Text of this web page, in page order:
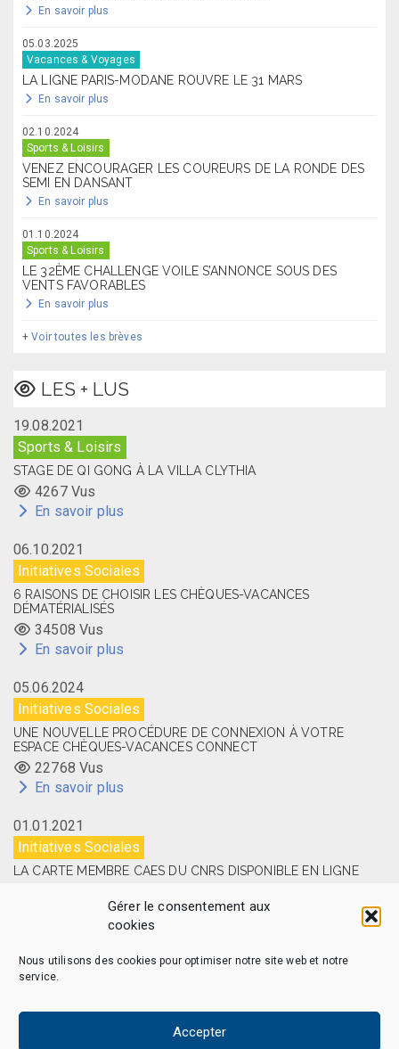
Gérer le consentement aux
cookies
Nous utilisons des cookies pour optimiser notre site web et notre
service.
Accepter
En savoir plus
05.03.2025
Vacances & Voyages
LA LIGNE PARIS-MODANE ROUVRE LE 31 MARS
En savoir plus
02.10.2024
Sports & Loisirs
VENEZ ENCOURAGER LES COUREURS DE LA RONDE DES
SEMI EN DANSANT
En savoir plus
01.10.2024
Sports & Loisirs
LE 32ÈME CHALLENGE VOILE S’ANNONCE SOUS DES
VENTS FAVORABLES
En savoir plus
+Voir toutes les brèves
LES + LUS
19.08.2021
Sports & Loisirs
STAGE DE QI GONG À LA VILLA CLYTHIA
4267 Vus
En savoir plus
06.10.2021
Initiatives Sociales
6 RAISONS DE CHOISIR LES CHÈQUES-VACANCES
DÉMATÉRIALISÉS
34508 Vus
En savoir plus
05.06.2024
Initiatives Sociales
UNE NOUVELLE PROCÉDURE DE CONNEXION À VOTRE
ESPACE CHÈQUES-VACANCES CONNECT
22768 Vus
En savoir plus
01.01.2021
Initiatives Sociales
LA CARTE MEMBRE CAES DU CNRS DISPONIBLE EN LIGNE
En savoir plus
Politique de confidentialité
Politique de cookies (EU)